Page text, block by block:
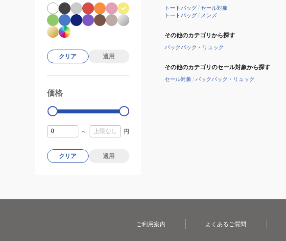
トートバッグ/セール対象
トートバッグ/ メンズ
その他のカテゴリから探す
バックパック・リュック
その他のカテゴリのセール対象から探す
セール対象 /バックパック・リュック
クリア 適用
価格
0
～ 円
クリア 適用
ご利用案内 よくあるご質問